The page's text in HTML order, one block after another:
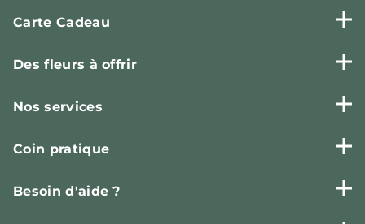
Carte Cadeau
Des fleurs à offrir
Nos services
Coin pratique
Besoin d'aide ?